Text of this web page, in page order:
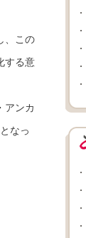
、この
する意
アンカ
なっ